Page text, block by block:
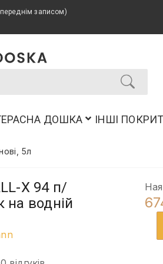
записом)
ДОШКА ІНШІ
5л
X 94 п/
на водній